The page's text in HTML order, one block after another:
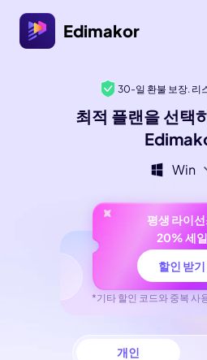
Edimakor
30-일 환불 보장. 리
최적 플랜을 선택
Win
평생 라이
20% 세일
할인 받기
*기타 할인 코드와 중복 사
개인